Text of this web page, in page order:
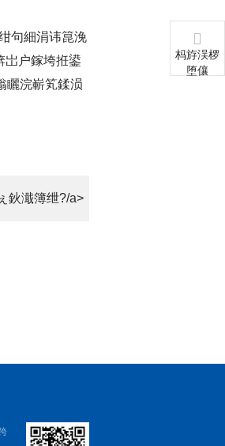
句細涓讳箟浼
岀户鎵垮拰鍙
矖浣嶄笂鍒涢
鈥濈簿绁?/a>
杩斿洖椤
堕儴